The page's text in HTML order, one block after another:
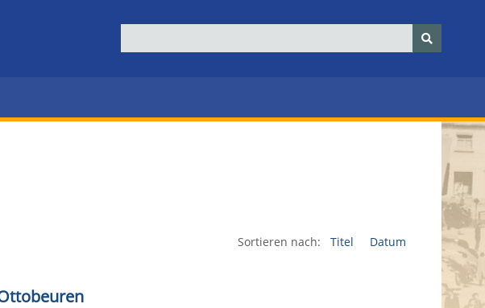
Sortieren nach: Titel Datum